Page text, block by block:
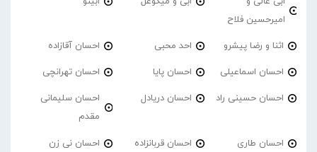
امیرحسین فلاح
اثنا و رضا پیشرو احد محبی احسان آقازاده
احسان اسماعیلی احسان پایا احسان تهرانچی
احسان حسینی راد احسان دریادل
احسان سلیمانی
مقدم
احسان طاری احسان قربانزاده احسان نی زن